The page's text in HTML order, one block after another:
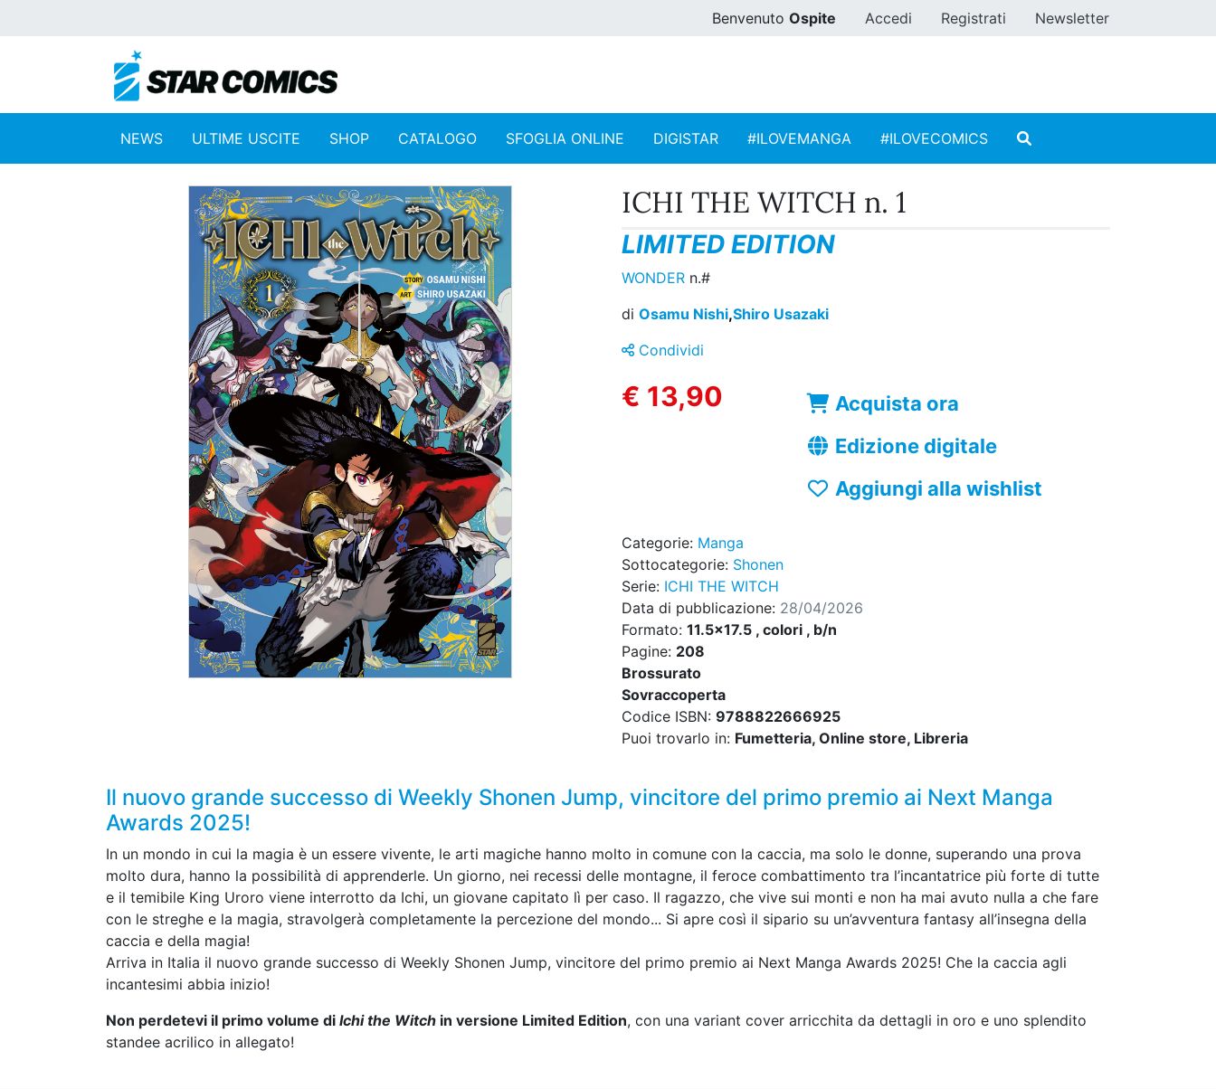
Benvenuto Ospite Accedi Registrati Newsletter
NEWS ULTIME USCITE SHOP CATALOGO SFOGLIA ONLINE DIGISTAR #ILOVEMANGA #ILOVECOMICS
ICHI THE WITCH n. 1
LIMITED EDITION
WONDER n.#
di Osamu Nishi,Shiro Usazaki
Condividi
€ 13,90
Acquista ora
Edizione digitale
Aggiungi alla wishlist
Categorie: Manga
Sottocategorie: Shonen
Serie: ICHI THE WITCH
Data di pubblicazione: 28/04/2026
Formato: 11.5x17.5 , colori , b/n
Pagine: 208
Brossurato
Sovraccoperta
Codice ISBN: 9788822666925
Puoi trovarlo in: Fumetteria, Online store, Libreria
Il nuovo grande successo di Weekly Shonen Jump, vincitore del primo premio ai Next Manga
Awards 2025!
In un mondo in cui la magia è un essere vivente, le arti magiche hanno molto in comune con la caccia, ma solo le donne, superando una prova
molto dura, hanno la possibilità di apprenderle. Un giorno, nei recessi delle montagne, il feroce combattimento tra l’incantatrice più forte di tutte
e il temibile King Uroro viene interrotto da Ichi, un giovane capitato lì per caso. Il ragazzo, che vive sui monti e non ha mai avuto nulla a che fare
con le streghe e la magia, stravolgerà completamente la percezione del mondo... Si apre così il sipario su un’avventura fantasy all’insegna della
caccia e della magia!
Arriva in Italia il nuovo grande successo di Weekly Shonen Jump, vincitore del primo premio ai Next Manga Awards 2025! Che la caccia agli
incantesimi abbia inizio!
Non perdetevi il primo volume di Ichi the Witch in versione Limited Edition, con una variant cover arricchita da dettagli in oro e uno splendito
standee acrilico in allegato!